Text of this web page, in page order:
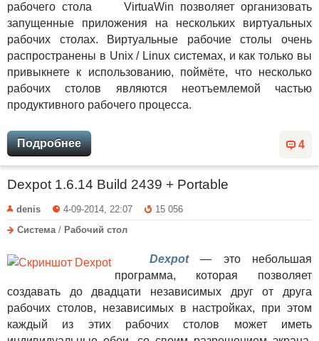
рабочего стола VirtuaWin позволяет организовать
запущенные приложения на нескольких виртуальных
рабочих столах. Виртуальные рабочие столы очень
распространены в Unix / Linux системах, и как только вы
привыкнете к использованию, поймёте, что несколько
рабочих столов являются неотъемлемой частью
продуктивного рабочего процесса.
4
Подробнее
Dexpot 1.6.14 Build 2439 + Portable
denis 4-09-2014, 22:07
15 056
Система / Рабочий стол
Dexpot— это небольшая
программа, которая позволяет
создавать до двадцати независимых друг от друга
рабочих столов, независимых в настройках, при этом
каждый из этих рабочих столов может иметь